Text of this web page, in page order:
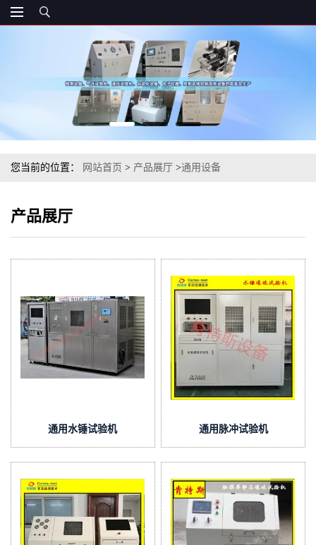
您当前的位置： 网站首页 > 产品展厅 >通用设备
产品展厅
通用水锤试验机 通用脉冲试验机